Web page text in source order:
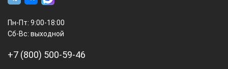
Пн-Пт: 9:00-18:00
Сб-Вс: выходной
+7 (800) 500-59-46